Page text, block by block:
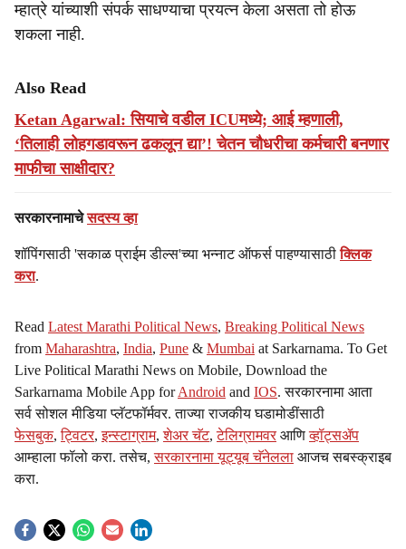
म्हात्रे यांच्याशी संपर्क साधण्याचा प्रयत्न केला असता तो होऊ
शकला नाही.
Also Read
Ketan Agarwal: सियाचे वडील ICUमध्ये; आई म्हणाली,
‘तिलाही लोहगडावरून ढकलून द्या’! चेतन चौधरीचा कर्मचारी बनणार
माफीचा साक्षीदार?
सरकारनामाचेसदस्य व्हा
शॉपिंगसाठी 'सकाळ प्राईम डील्स'च्या भन्नाट ऑफर्स पाहण्यासाठीक्लिक
करा.
Read Latest Marathi Political News, Breaking Political News
from Maharashtra, India, Pune & Mumbai at Sarkarnama. To Get
Live Political Marathi News on Mobile, Download the
Sarkarnama Mobile App forAndroid and IOS. सरकारनामा आता
सर्व सोशल मीडिया प्लॅटफॉर्मवर. ताज्या राजकीय घडामोडींसाठी
फेसबुक,ट्विटर,इन्स्टाग्राम,शेअर चॅट,टेलिग्रामवर आणिव्हॉट्सॲप
आम्हाला फॉलो करा. तसेच,सरकारनामा यूट्यूब चॅनेलला आजच सबस्क्राइब
करा.